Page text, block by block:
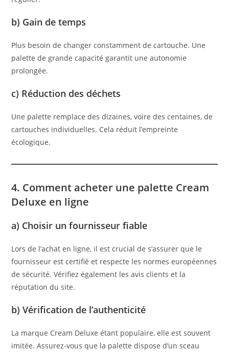
b) Gain de temps
Plus besoin de changer constamment de cartouche. Une
palette de grande capacité garantit une autonomie
prolongée.
c) Réduction des déchets
Une palette remplace des dizaines, voire des centaines, de
cartouches individuelles. Cela réduit l’empreinte
écologique.
4. Comment acheter une palette Cream
Deluxe en ligne
a) Choisir un fournisseur fiable
Lors de l’achat en ligne, il est crucial de s’assurer que le
fournisseur est certifié et respecte les normes européennes
de sécurité. Vérifiez également les avis clients et la
réputation du site.
b) Vérification de l’authenticité
La marque Cream Deluxe étant populaire, elle est souvent
imitée. Assurez-vous que la palette dispose d’un sceau